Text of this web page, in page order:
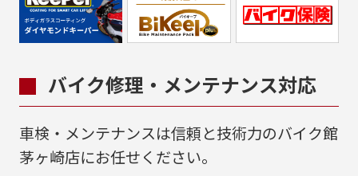
バイク修理・メンテナンス対応
車検・メンテナンスは信頼と技術力のバイク館
茅ヶ崎店にお任せください。